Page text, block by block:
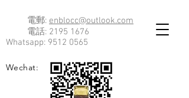
電郵: enblocc@outlook.com
電話: 2195 1676
Whatsapp: 9512 0565
Wechat: